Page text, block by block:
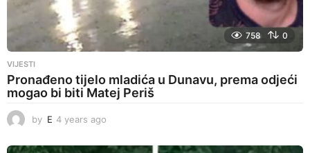
758 0
VIJESTI
Pronađeno tijelo mladića u Dunavu, prema odjeći
mogao bi biti Matej Periš
by E 4 years ago
e